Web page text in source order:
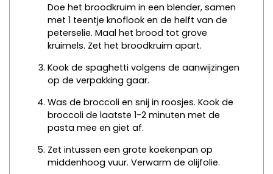
Doe het broodkruim in een blender, samen
met 1 teentje knoflook en de helft van de
peterselie. Maal het brood tot grove
kruimels. Zet het broodkruim apart.
Kook de spaghetti volgens de aanwijzingen
op de verpakking gaar.
Was de broccoli en snij in roosjes. Kook de
broccoli de laatste 1-2 minuten met de
pasta mee en giet af.
Zet intussen een grote koekenpan op
middenhoog vuur. Verwarm de olijfolie.